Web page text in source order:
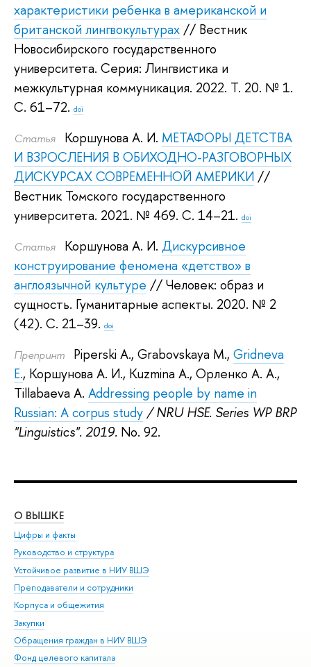
характеристики ребенка в американской и
британской лингвокультурах // Вестник
Новосибирского государственного
университета. Серия: Лингвистика и
межкультурная коммуникация. 2022. Т. 20. № 1.
С. 61–72. doi
Статья Коршунова А. И. МЕТАФОРЫ ДЕТСТВА
И ВЗРОСЛЕНИЯ В ОБИХОДНО-РАЗГОВОРНЫХ
ДИСКУРСАХ СОВРЕМЕННОЙ АМЕРИКИ //
Вестник Томского государственного
университета. 2021. № 469. С. 14–21. doi
Статья Коршунова А. И. Дискурсивное
конструирование феномена «детство» в
англоязычной культуре // Человек: образ и
сущность. Гуманитарные аспекты. 2020. № 2
(42). С. 21–39. doi
Препринт Piperski A., Grabovskaya M., Gridneva
E., Коршунова А. И., Kuzmina A., Орленко А. А.,
Tillabaeva A. Addressing people by name in
Russian: A corpus study / NRU HSE. Series WP BRP
"Linguistics". 2019. No. 92.
О ВЫШКЕ
Цифры и факты
Руководство и структура
Устойчивое развитие в НИУ ВШЭ
Преподаватели и сотрудники
Корпуса и общежития
Закупки
Обращения граждан в НИУ ВШЭ
Фонд целевого капитала